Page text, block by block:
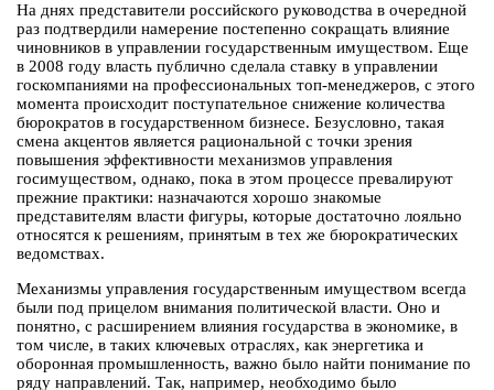
На днях представители российского руководства в очередной
раз подтвердили намерение постепенно сокращать влияние
чиновников в управлении государственным имуществом. Еще
в 2008 году власть публично сделала ставку в управлении
госкомпаниями на профессиональных топ-менеджеров, с этого
момента происходит поступательное снижение количества
бюрократов в государственном бизнесе. Безусловно, такая
смена акцентов является рациональной с точки зрения
повышения эффективности механизмов управления
госимуществом, однако, пока в этом процессе превалируют
прежние практики: назначаются хорошо знакомые
представителям власти фигуры, которые достаточно лояльно
относятся к решениям, принятым в тех же бюрократических
ведомствах.
Механизмы управления государственным имуществом всегда
были под прицелом внимания политической власти. Оно и
понятно, с расширением влияния государства в экономике, в
том числе, в таких ключевых отраслях, как энергетика и
оборонная промышленность, важно было найти понимание по
ряду направлений. Так, например, необходимо было